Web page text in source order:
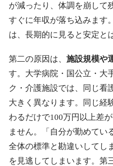
が減ったり、体調を崩して
すぐに年収が落ち込みます
は、長期的に見ると安定と
第二の原因は、 施設規模や
す。大学病院・国公立・大
ク・介護施設では、同じ看
大きく異なります。同じ経
わるだけで100万円以上差
ません。「自分が勤めてい
全体の標準と勘違いしてし
を見逃してしまいます。第